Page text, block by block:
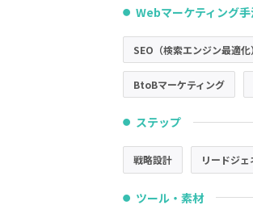
● Webマーケティング
SEO（検索エンジン最適化）
BtoBマーケティング
● ステップ
戦略設計 リードジ
● ツール・素材